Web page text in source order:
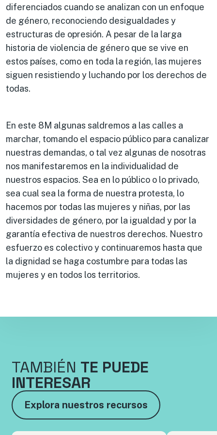
diferenciados cuando se analizan con un enfoque
de género, reconociendo desigualdades y
estructuras de opresión. A pesar de la larga
historia de violencia de género que se vive en
estos países, como en toda la región, las mujeres
siguen resistiendo y luchando por los derechos de
todas.
En este 8M algunas saldremos a las calles a
marchar, tomando el espacio público para canalizar
nuestras demandas, o tal vez algunas de nosotras
nos manifestaremos en la individualidad de
nuestros espacios. Sea en lo público o lo privado,
sea cual sea la forma de nuestra protesta, lo
hacemos por todas las mujeres y niñas, por las
diversidades de género, por la igualdad y por la
garantía efectiva de nuestros derechos. Nuestro
esfuerzo es colectivo y continuaremos hasta que
la dignidad se haga costumbre para todas las
mujeres y en todos los territorios.
TAMBIÉN TE PUEDE
INTERESAR
Explora nuestros recursos